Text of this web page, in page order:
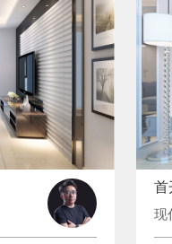
首
现